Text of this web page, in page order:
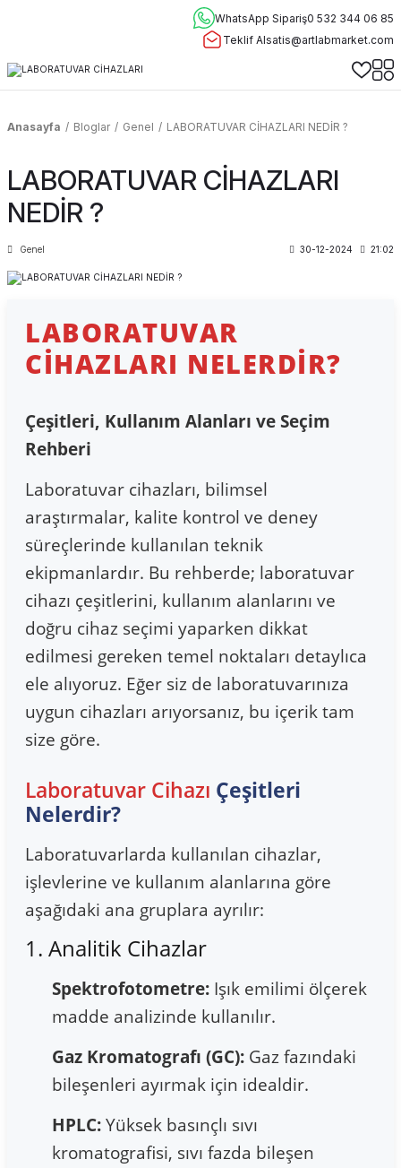
WhatsApp Sipariş0 532 344 06 85
Teklif Alsatis@artlabmarket.com
Anasayfa Bloglar Genel LABORATUVAR CİHAZLARI NEDİR ?
LABORATUVAR CİHAZLARI
NEDİR ?
Genel 30-12-2024 21:02
LABORATUVAR
CIHAZLARI NELERDIR?
Çeşitleri, Kullanım Alanları ve Seçim
Rehberi
Laboratuvar cihazları, bilimsel
araştırmalar, kalite kontrol ve deney
süreçlerinde kullanılan teknik
ekipmanlardır. Bu rehberde; laboratuvar
cihazı çeşitlerini, kullanım alanlarını ve
doğru cihaz seçimi yaparken dikkat
edilmesi gereken temel noktaları detaylıca
ele alıyoruz. Eğer siz de laboratuvarınıza
uygun cihazları arıyorsanız, bu içerik tam
size göre.
Laboratuvar Cihazı Çeşitleri
Nelerdir?
Laboratuvarlarda kullanılan cihazlar,
işlevlerine ve kullanım alanlarına göre
aşağıdaki ana gruplara ayrılır:
1. Analitik Cihazlar
Spektrofotometre: Işık emilimi ölçerek
madde analizinde kullanılır.
Gaz Kromatografı (GC): Gaz fazındaki
bileşenleri ayırmak için idealdir.
HPLC: Yüksek basınçlı sıvı
kromatografisi, sıvı fazda bileşen